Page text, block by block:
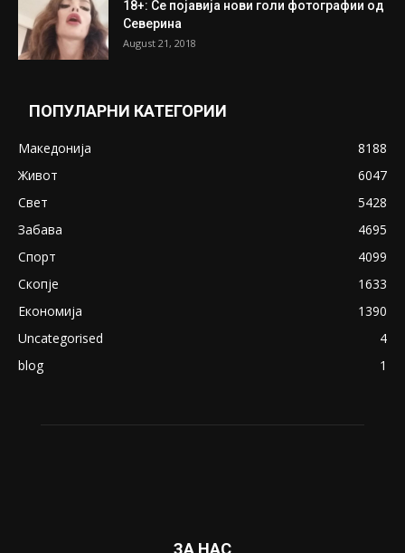
18+: Се појавија нови голи фотографии од
Северина
August 21, 2018
ПОПУЛАРНИ КАТЕГОРИИ
Македонија
8188
Живот
6047
Свет
5428
Забава
4695
Спорт
4099
Скопје
1633
Економија
1390
Uncategorised
4
blog
1